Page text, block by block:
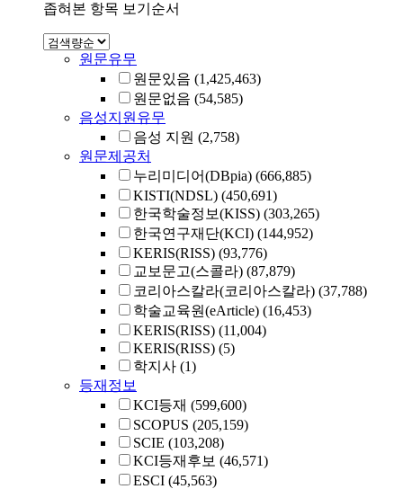
좁혀본 항목 보기순서
원문유무
원문있음 (1,425,463)
원문없음 (54,585)
음성지원유무
음성 지원 (2,758)
원문제공처
누리미디어(DBpia) (666,885)
KISTI(NDSL) (450,691)
한국학술정보(KISS) (303,265)
한국연구재단(KCI) (144,952)
KERIS(RISS) (93,776)
교보문고(스콜라) (87,879)
코리아스칼라(코리아스칼라) (37,788)
학술교육원(eArticle) (16,453)
KERIS(RISS) (11,004)
KERIS(RISS) (5)
학지사 (1)
등재정보
KCI등재 (599,600)
SCOPUS (205,159)
SCIE (103,208)
KCI등재후보 (46,571)
ESCI (45,563)